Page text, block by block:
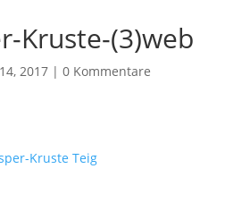
Kruste-(3)web
2017 |0 Kommentare